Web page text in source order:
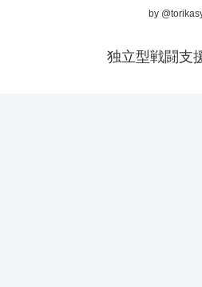
by
独立型戦闘支